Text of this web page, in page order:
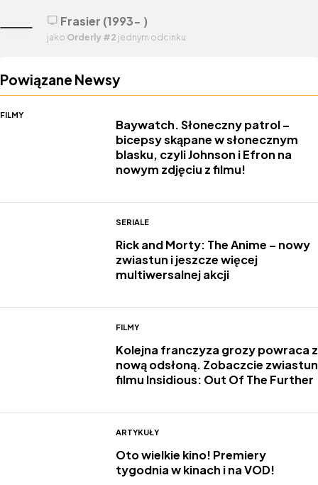
tv Frasier (1993- )
jako Orderly #2 jednym odcinku
Powiązane Newsy
FILMY
Baywatch. Słoneczny patrol –
bicepsy skąpane w słonecznym
blasku, czyli Johnson i Efron na
nowym zdjęciu z filmu!
SERIALE
Rick and Morty: The Anime – nowy
zwiastun i jeszcze więcej
multiwersalnej akcji
FILMY
Kolejna franczyza grozy powraca z
nową odsłoną. Zobaczcie zwiastun
filmu Insidious: Out Of The Further
ARTYKUŁY
Oto wielkie kino! Premiery
tygodnia w kinach i na VOD!